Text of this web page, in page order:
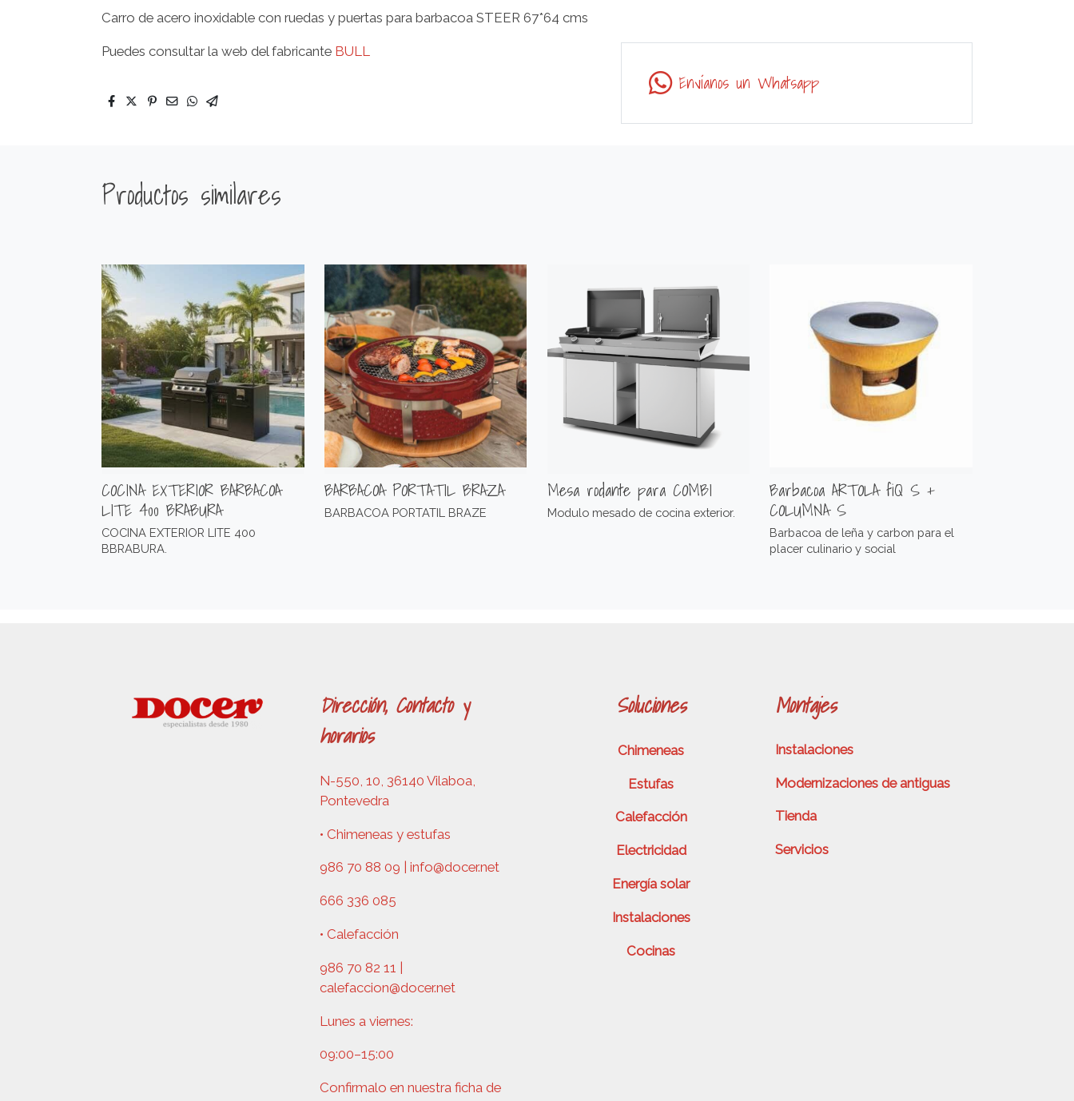
Carro de acero inoxidable con ruedas y puertas para barbacoa STEER 67*64 cms
Puedes consultar la web del fabricante BULL
Envíanos un Whatsapp
Productos similares
COCINA EXTERIOR BARBACOA
LITE 400 BRABURA
COCINA EXTERIOR LITE 400
BBRABURA.
BARBACOA PORTATIL BRAZA
BARBACOA PORTATIL BRAZE
Mesa rodante para COMBI
Modulo mesado de cocina exterior.
Barbacoa ARTOLA fiQ S +
COLUMNA S
Barbacoa de leña y carbon para el
placer culinario y social
Dirección, Contacto y
horarios
N-550, 10, 36140 Vilaboa,
Pontevedra
• Chimeneas y estufas
986 70 88 09 | info@docer.net
666 336 085
• Calefacción
986 70 82 11 |
calefaccion@docer.net
Lunes a viernes:
09:00–15:00
Confirmalo en nuestra ficha de
Soluciones
Chimeneas
Estufas
Calefacción
Electricidad
Energía solar
Instalaciones
Cocinas
Montajes
Instalaciones
Modernizaciones de antiguas
Tienda
Servicios